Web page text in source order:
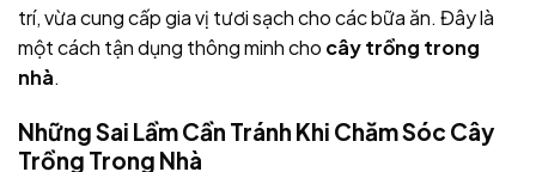
trí, vừa cung cấp gia vị tươi sạch cho các bữa ăn. Đây là
một cách tận dụng thông minh cho cây trồng trong
nhà.
Những Sai Lầm Cần Tránh Khi Chăm Sóc Cây
Trồng Trong Nhà